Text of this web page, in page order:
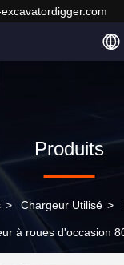
Produits
> Chargeur Utilisé >
à roues d'occasion